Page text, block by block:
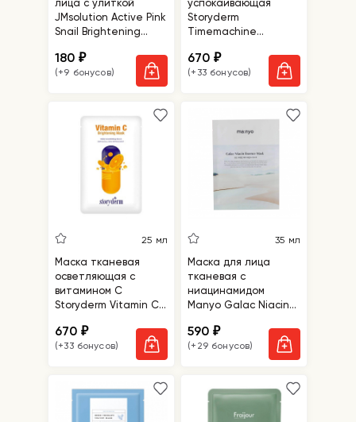
лица с улиткой
JMsolution Active Pink
Snail Brightening
180₽
(+9 бонусов)
успокаивающая
Storyderm
Timemachine
670₽
(+33 бонусов)
25 мл
Маска тканевая
осветляющая с
витамином С
Storyderm Vitamin C
670₽
(+33 бонусов)
35 мл
Маска для лица
тканевая с
ниацинамидом
Manyo Galac Niacin
590₽
(+29 бонусов)